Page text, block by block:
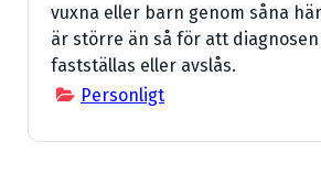
vuxna eller barn genom såna
är större än så för att
fastställas eller avslås.
Personligt